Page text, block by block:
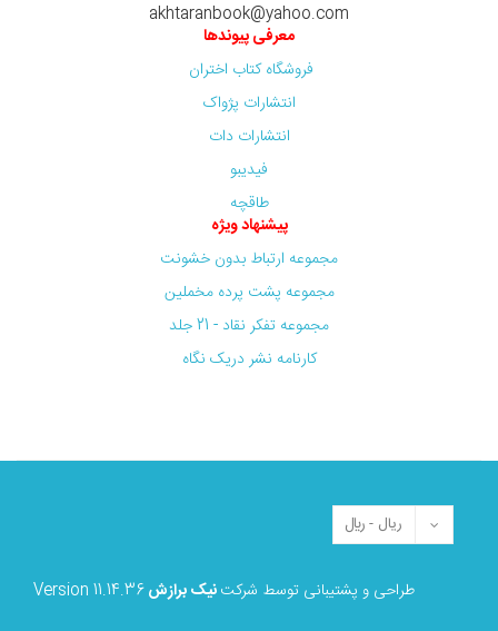
akhtaranbook@yahoo.com
معرفی پیوندها
فروشگاه کتاب اختران
انتشارات پژواک
انتشارات دات
فیدیبو
طاقچه
پیشنهاد ویژه
مجموعه ارتباط بدون خشونت
مجموعه پشت پرده مخملین
مجموعه تفکر نقاد - 21 جلد
کارنامه نشر دریک نگاه
طراحی و پشتیبانی توسط شرکتنیک برازشVersion 11.14.36